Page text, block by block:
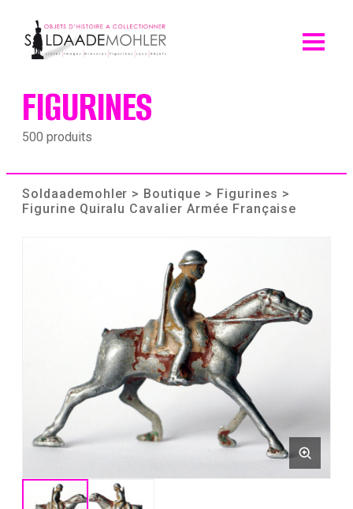
content
FIGURINES
500 produits
Soldaademohler > Boutique > Figurines >
Figurine Quiralu Cavalier Armée Française